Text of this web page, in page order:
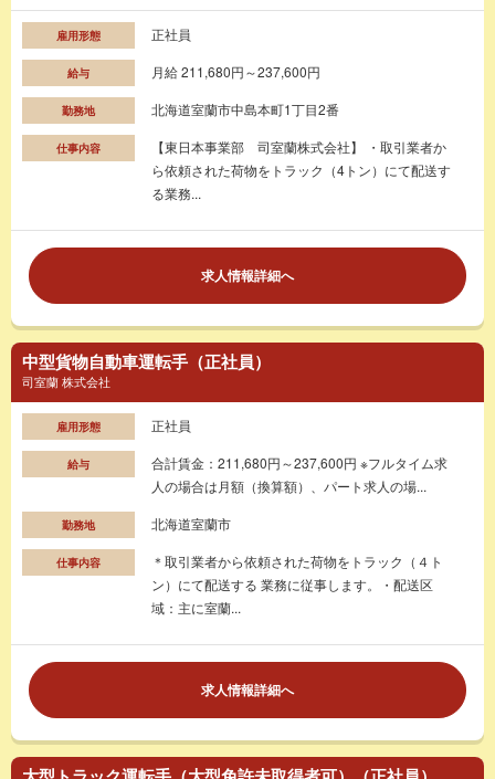
雇用形態 正社員
給与 月給 211,680円～237,600円
勤務地 北海道室蘭市中島本町1丁目2番
仕事内容
【東日本事業部 司室蘭株式会社】 ・取引業者か
ら依頼された荷物をトラック（4トン）にて配送す
る業務...
求人情報詳細へ
中型貨物自動車運転手（正社員）
司室蘭 株式会社
雇用形態 正社員
給与
合計賃金：211,680円～237,600円 ※フルタイム求
人の場合は月額（換算額）、パート求人の場...
勤務地 北海道室蘭市
仕事内容
＊取引業者から依頼された荷物をトラック（４ト
ン）にて配送する 業務に従事します。・配送区
域：主に室蘭...
求人情報詳細へ